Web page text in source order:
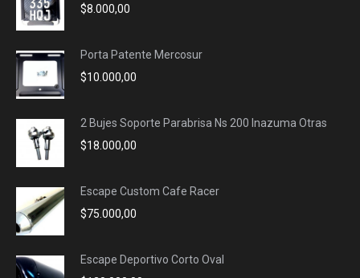
windowwindowwindowwindow
$8.000,00
Porta Patente Mercosur
$10.000,00
2 Bujes Soporte Parabrisa Ns 200 Inazuma Otras
$18.000,00
Escape Custom Cafe Racer
$75.000,00
Escape Deportivo Corto Oval